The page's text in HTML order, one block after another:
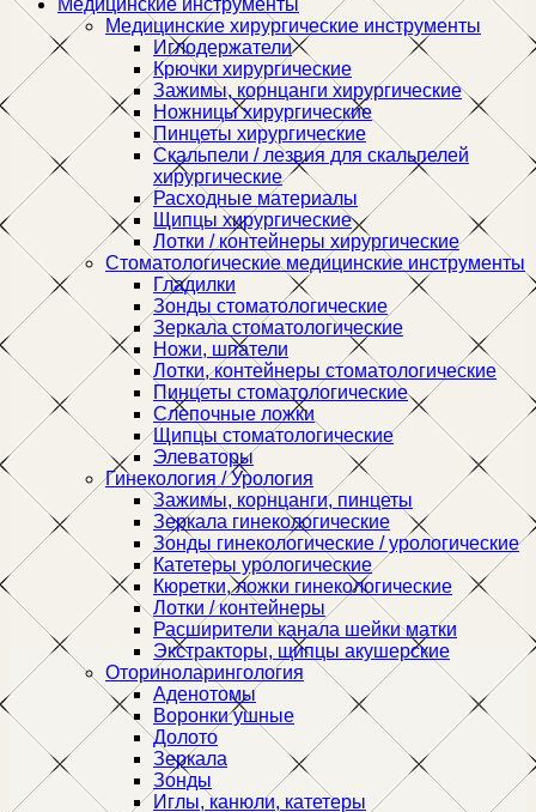
Медицинские инструменты
Медицинские хирургические инструменты
Иглодержатели
Крючки хирургические
Зажимы, корнцанги хирургические
Ножницы хирургические
Пинцеты хирургические
Скальпели / лезвия для скальпелей
хирургические
Расходные материалы
Щипцы хирургические
Лотки / контейнеры хирургические
Стоматологические медицинские инструменты
Гладилки
Зонды стоматологические
Зеркала стоматологические
Ножи, шпатели
Лотки, контейнеры стоматологические
Пинцеты стоматологические
Слепочные ложки
Щипцы стоматологические
Элеваторы
Гинекология / Урология
Зажимы, корнцанги, пинцеты
Зеркала гинекологические
Зонды гинекологические / урологические
Катетеры урологические
Кюретки, ложки гинекологические
Лотки / контейнеры
Расширители канала шейки матки
Экстракторы, щипцы акушерские
Оториноларингология
Аденотомы
Воронки ушные
Долото
Зеркала
Зонды
Иглы, канюли, катетеры